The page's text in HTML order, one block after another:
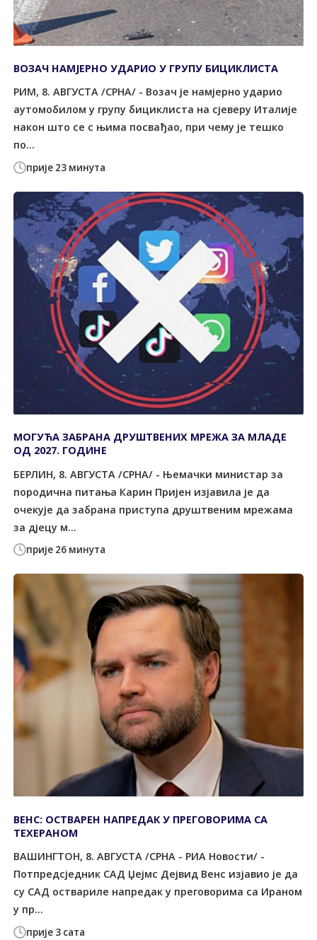
прије 23 минута
ВОЗАЧ НАМЈЕРНО УДАРИО У ГРУПУ БИЦИКЛИСТА
РИМ, 8. АВГУСТА /СРНА/ - Возач је намјерно ударио
аутомобилом у групу бициклиста на сјеверу Италије
након што се с њима посвађао, при чему је тешко
по...
прије 26 минута
МОГУЋА ЗАБРАНА ДРУШТВЕНИХ МРЕЖА ЗА МЛАДЕ
ОД 2027. ГОДИНЕ
БЕРЛИН, 8. АВГУСТА /СРНА/ - Њемачки министар за
породична питања Карин Пријен изјавила је да
очекује да забрана приступа друштвеним мрежама
за дјецу м...
прије 3 сата
ВЕНС: ОСТВАРЕН НАПРЕДАК У ПРЕГОВОРИМА СА
ТЕХЕРАНОМ
ВАШИНГТОН, 8. АВГУСТА /СРНА - РИА Новости/ -
Потпредсједник САД Џејмс Дејвид Венс изјавио је да
су САД оствариле напредак у преговорима са Ираном
у пр...